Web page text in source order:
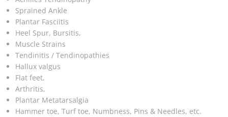
Sprained Ankle
Plantar Fasciitis
Heel Spur, Bursitis,
Muscle Strains
Tendinitis / Tendinopathies
Hallux valgus
Flat feet,
Arthritis,
Plantar Metatarsalgia
Hammer toe, Turf toe, Numbness, Pins & Needles, etc.